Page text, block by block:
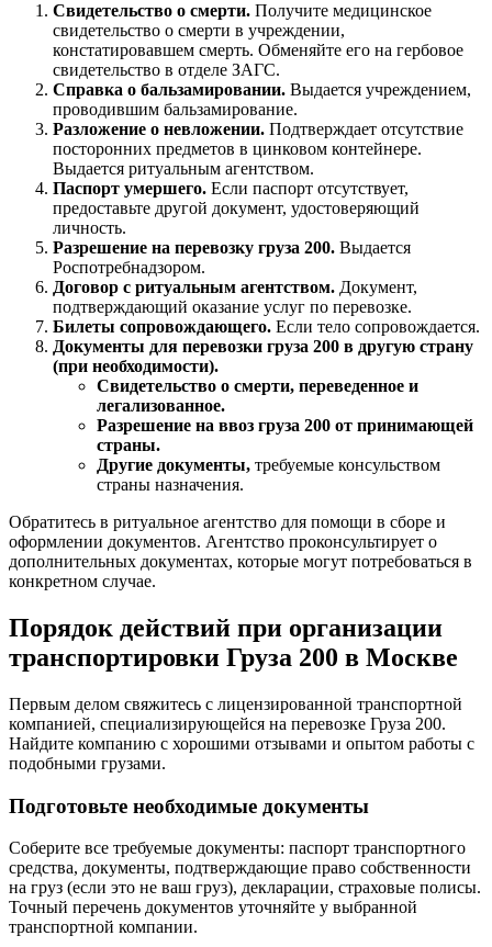
Свидетельство о смерти. Получите медицинское
свидетельство о смерти в учреждении,
констатировавшем смерть. Обменяйте его на гербовое
свидетельство в отделе ЗАГС.
Справка о бальзамировании. Выдается учреждением,
проводившим бальзамирование.
Разложение о невложении. Подтверждает отсутствие
посторонних предметов в цинковом контейнере.
Выдается ритуальным агентством.
Паспорт умершего. Если паспорт отсутствует,
предоставьте другой документ, удостоверяющий
личность.
Разрешение на перевозку груза 200. Выдается
Роспотребнадзором.
Договор с ритуальным агентством. Документ,
подтверждающий оказание услуг по перевозке.
Билеты сопровождающего. Если тело сопровождается.
Документы для перевозки груза 200 в другую страну
(при необходимости).
Свидетельство о смерти, переведенное и
легализованное.
Разрешение на ввоз груза 200 от принимающей
страны.
Другие документы, требуемые консульством
страны назначения.
Обратитесь в ритуальное агентство для помощи в сборе и
оформлении документов. Агентство проконсультирует о
дополнительных документах, которые могут потребоваться в
конкретном случае.
Порядок действий при организации
транспортировки Груза 200 в Москве
Первым делом свяжитесь с лицензированной транспортной
компанией, специализирующейся на перевозке Груза 200.
Найдите компанию с хорошими отзывами и опытом работы с
подобными грузами.
Подготовьте необходимые документы
Соберите все требуемые документы: паспорт транспортного
средства, документы, подтверждающие право собственности
на груз (если это не ваш груз), декларации, страховые полисы.
Точный перечень документов уточняйте у выбранной
транспортной компании.